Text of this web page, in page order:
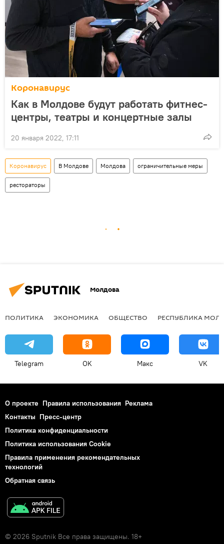
Коронавирус
Как в Молдове будут работать фитнес-
центры, театры и концертные залы
20 января 2022, 17:11
Коронавирус В Молдове Молдова ограничительные меры
рестораторы
Молдова
ПОЛИТИКА ЭКОНОМИКА ОБЩЕСТВО РЕСПУБЛИКА
Telegram OK Макс VK
О проекте Правила использования Реклама
Контакты Пресс-центр
Политика конфиденциальности
Политика использования Cookie
Правила применения рекомендательных
технологий
Обратная связь
© 2026 Sputnik Все права защищены. 18+